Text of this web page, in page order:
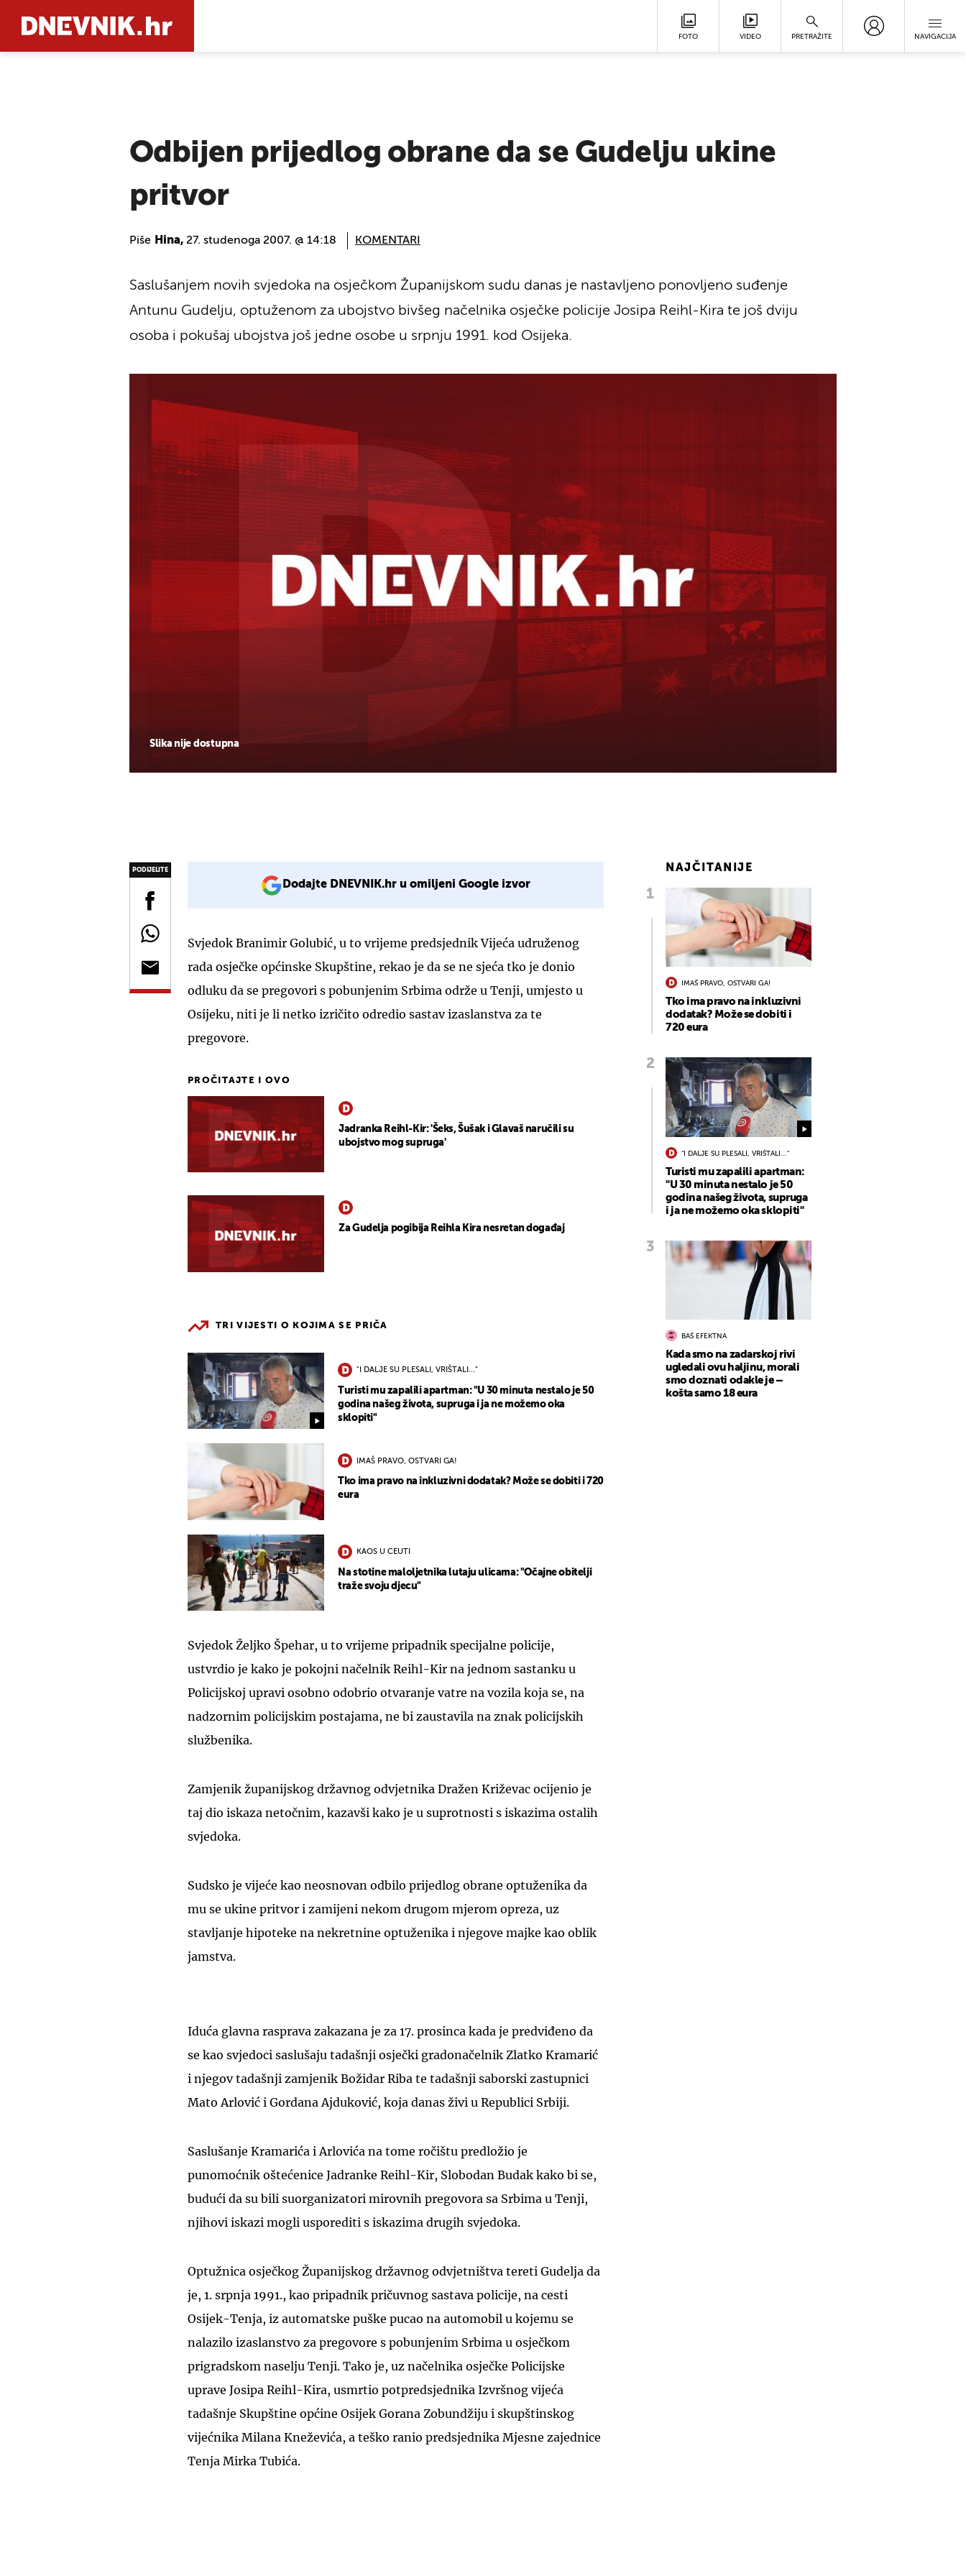
FOTO VIDEO PRETRAŽITE NAVIGACIJA
Odbijen prijedlog obrane da se Gudelju ukine
pritvor
Piše Hina, 27. studenoga 2007. @ 14:18 KOMENTARI
Slika nije dostupna
Saslušanjem novih svjedoka na osječkom Županijskom sudu danas je nastavljeno ponovljeno suđenje
Antunu Gudelju, optuženom za ubojstvo bivšeg načelnika osječke policije Josipa Reihl-Kira te još dviju
osoba i pokušaj ubojstva još jedne osobe u srpnju 1991. kod Osijeka.
PODIJELITE
Dodajte DNEVNIK.hr u omiljeni Google izvor
Svjedok Branimir Golubić, u to vrijeme predsjednik Vijeća udruženog
rada osječke općinske Skupštine, rekao je da se ne sjeća tko je donio
odluku da se pregovori s pobunjenim Srbima održe u Tenji, umjesto u
Osijeku, niti je li netko izričito odredio sastav izaslanstva za te
pregovore.
PROČITAJTE I OVO
Jadranka Reihl-Kir: 'Šeks, Šušak i Glavaš naručili su
ubojstvo mog supruga'
Za Gudelja pogibija Reihla Kira nesretan događaj
TRI VIJESTI O KOJIMA SE PRIČA
"I DALJE SU PLESALI, VRIŠTALI..."
Turisti mu zapalili apartman: "U 30 minuta nestalo je 50
godina našeg života, supruga i ja ne možemo oka
sklopiti"
IMAŠ PRAVO, OSTVARI GA!
Tko ima pravo na inkluzivni dodatak? Može se dobiti i 720
eura
KAOS U CEUTI
Na stotine maloljetnika lutaju ulicama: "Očajne obitelji
traže svoju djecu"
Svjedok Željko Špehar, u to vrijeme pripadnik specijalne policije,
ustvrdio je kako je pokojni načelnik Reihl-Kir na jednom sastanku u
Policijskoj upravi osobno odobrio otvaranje vatre na vozila koja se, na
nadzornim policijskim postajama, ne bi zaustavila na znak policijskih
službenika.
Zamjenik županijskog državnog odvjetnika Dražen Križevac ocijenio je
taj dio iskaza netočnim, kazavši kako je u suprotnosti s iskazima ostalih
svjedoka.
Sudsko je vijeće kao neosnovan odbilo prijedlog obrane optuženika da
mu se ukine pritvor i zamijeni nekom drugom mjerom opreza, uz
stavljanje hipoteke na nekretnine optuženika i njegove majke kao oblik
jamstva.
Iduća glavna rasprava zakazana je za 17. prosinca kada je predviđeno da
se kao svjedoci saslušaju tadašnji osječki gradonačelnik Zlatko Kramarić
i njegov tadašnji zamjenik Božidar Riba te tadašnji saborski zastupnici
Mato Arlović i Gordana Ajduković, koja danas živi u Republici Srbiji.
Saslušanje Kramarića i Arlovića na tome ročištu predložio je
punomoćnik oštećenice Jadranke Reihl-Kir, Slobodan Budak kako bi se,
budući da su bili suorganizatori mirovnih pregovora sa Srbima u Tenji,
njihovi iskazi mogli usporediti s iskazima drugih svjedoka.
Optužnica osječkog Županijskog državnog odvjetništva tereti Gudelja da
je, 1. srpnja 1991., kao pripadnik pričuvnog sastava policije, na cesti
Osijek-Tenja, iz automatske puške pucao na automobil u kojemu se
nalazilo izaslanstvo za pregovore s pobunjenim Srbima u osječkom
prigradskom naselju Tenji. Tako je, uz načelnika osječke Policijske
uprave Josipa Reihl-Kira, usmrtio potpredsjednika Izvršnog vijeća
tadašnje Skupštine općine Osijek Gorana Zobundžiju i skupštinskog
vijećnika Milana Kneževića, a teško ranio predsjednika Mjesne zajednice
Tenja Mirka Tubića.
NAJČITANIJE
IMAŠ PRAVO, OSTVARI GA!
Tko ima pravo na inkluzivni
dodatak? Može se dobiti i
720 eura
"I DALJE SU PLESALI, VRIŠTALI..."
Turisti mu zapalili apartman:
"U 30 minuta nestalo je 50
godina našeg života, supruga
i ja ne možemo oka sklopiti"
BAŠ EFEKTNA
Kada smo na zadarskoj rivi
ugledali ovu haljinu, morali
smo doznati odakle je –
košta samo 18 eura